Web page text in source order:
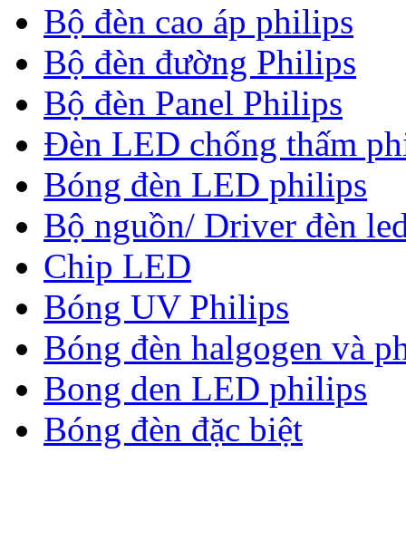
Bộ đèn cao áp philips
Bộ đèn đường Philips
Bộ đèn Panel Philips
Đèn LED chống thấm
Bóng đèn LED philips
Bộ nguồn/ Driver đèn
Chip LED
Bóng UV Philips
Bóng đèn halgogen và
Bong den LED philips
Bóng đèn đặc biệt